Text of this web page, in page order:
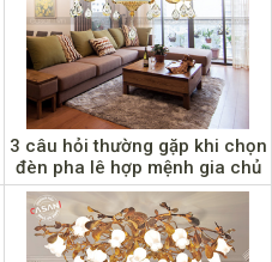
3 câu hỏi thường gặp khi chọn
đèn pha lê hợp mệnh gia chủ